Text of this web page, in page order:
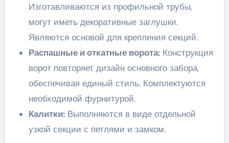
Изготавливаются из профильной трубы,
могут иметь декоративные заглушки.
Являются основой для крепления секций.
Распашные и откатные ворота:Конструкция
ворот повторяет дизайн основного забора,
обеспечивая единый стиль. Комплектуются
необходимой фурнитурой.
Калитки:Выполняются в виде отдельной
узкой секции с петлями и замком.